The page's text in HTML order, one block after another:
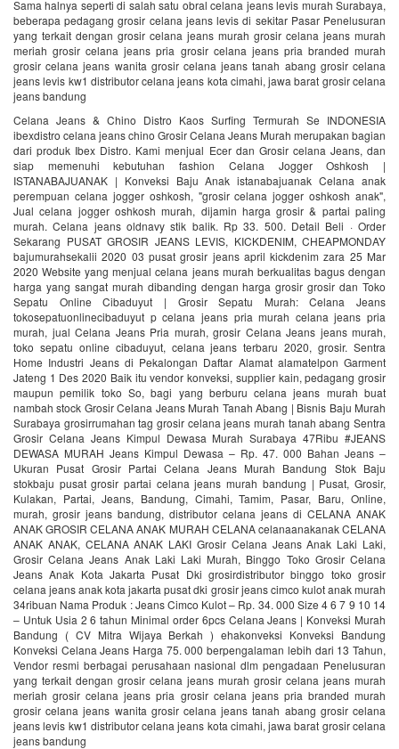
Sama halnya seperti di salah satu obral celana jeans levis murah Surabaya,
beberapa pedagang grosir celana jeans levis di sekitar Pasar Penelusuran
yang terkait dengan grosir celana jeans murah grosir celana jeans murah
meriah grosir celana jeans pria grosir celana jeans pria branded murah
grosir celana jeans wanita grosir celana jeans tanah abang grosir celana
jeans levis kw1 distributor celana jeans kota cimahi, jawa barat grosir celana
jeans bandung
Celana Jeans & Chino Distro Kaos Surfing Termurah Se INDONESIA
ibexdistro celana jeans chino Grosir Celana Jeans Murah merupakan bagian
dari produk Ibex Distro. Kami menjual Ecer dan Grosir celana Jeans, dan
siap memenuhi kebutuhan fashion Celana Jogger Oshkosh |
ISTANABAJUANAK | Konveksi Baju Anak istanabajuanak Celana anak
perempuan celana jogger oshkosh, "grosir celana jogger oshkosh anak",
Jual celana jogger oshkosh murah, dijamin harga grosir & partai paling
murah. Celana jeans oldnavy stik balik. Rp 33. 500. Detail Beli · Order
Sekarang PUSAT GROSIR JEANS LEVIS, KICKDENIM, CHEAPMONDAY
bajumurahsekalii 2020 03 pusat grosir jeans april kickdenim zara 25 Mar
2020 Website yang menjual celana jeans murah berkualitas bagus dengan
harga yang sangat murah dibanding dengan harga grosir grosir dan Toko
Sepatu Online Cibaduyut | Grosir Sepatu Murah: Celana Jeans
tokosepatuonlinecibaduyut p celana jeans pria murah celana jeans pria
murah, jual Celana Jeans Pria murah, grosir Celana Jeans jeans murah,
toko sepatu online cibaduyut, celana jeans terbaru 2020, grosir. Sentra
Home Industri Jeans di Pekalongan Daftar Alamat alamatelpon Garment
Jateng 1 Des 2020 Baik itu vendor konveksi, supplier kain, pedagang grosir
maupun pemilik toko So, bagi yang berburu celana jeans murah buat
nambah stock Grosir Celana Jeans Murah Tanah Abang | Bisnis Baju Murah
Surabaya grosirrumahan tag grosir celana jeans murah tanah abang Sentra
Grosir Celana Jeans Kimpul Dewasa Murah Surabaya 47Ribu #JEANS
DEWASA MURAH Jeans Kimpul Dewasa – Rp. 47. 000 Bahan Jeans –
Ukuran Pusat Grosir Partai Celana Jeans Murah Bandung Stok Baju
stokbaju pusat grosir partai celana jeans murah bandung | Pusat, Grosir,
Kulakan, Partai, Jeans, Bandung, Cimahi, Tamim, Pasar, Baru, Online,
murah, grosir jeans bandung, distributor celana jeans di CELANA ANAK
ANAK GROSIR CELANA ANAK MURAH CELANA celanaanakanak CELANA
ANAK ANAK, CELANA ANAK LAKI Grosir Celana Jeans Anak Laki Laki,
Grosir Celana Jeans Anak Laki Laki Murah, Binggo Toko Grosir Celana
Jeans Anak Kota Jakarta Pusat Dki grosirdistributor binggo toko grosir
celana jeans anak kota jakarta pusat dki grosir jeans cimco kulot anak murah
34ribuan Nama Produk : Jeans Cimco Kulot – Rp. 34. 000 Size 4 6 7 9 10 14
– Untuk Usia 2 6 tahun Minimal order 6pcs Celana Jeans | Konveksi Murah
Bandung ( CV Mitra Wijaya Berkah ) ehakonveksi Konveksi Bandung
Konveksi Celana Jeans Harga 75. 000 berpengalaman lebih dari 13 Tahun,
Vendor resmi berbagai perusahaan nasional dlm pengadaan Penelusuran
yang terkait dengan grosir celana jeans murah grosir celana jeans murah
meriah grosir celana jeans pria grosir celana jeans pria branded murah
grosir celana jeans wanita grosir celana jeans tanah abang grosir celana
jeans levis kw1 distributor celana jeans kota cimahi, jawa barat grosir celana
jeans bandung